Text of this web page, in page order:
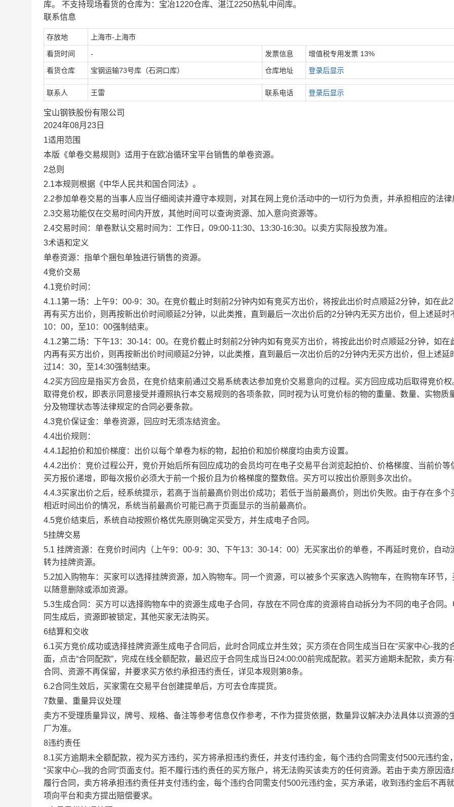
库。 不支持现场看货的仓库为：宝冶1220仓库、湛江2250热轧中间库。
联系信息
存放地 上海市-上海市
看货时间 - 发票信息 增值税专用发票 13%
看货仓库 宝钢运输73号库（石洞口库） 仓库地址 登录后显示
联系人 王雷 联系电话 登录后显示
宝山钢铁股份有限公司
2024年08月23日
1适用范围
本版《单卷交易规则》适用于在欧冶循环宝平台销售的单卷资源。
2总则
2.1本规则根据《中华人民共和国合同法》。
2.2参加单卷交易的当事人应当仔细阅读并遵守本规则，对其在网上竞价活动中的一切行为负责，并承担相应的法律
2.3交易功能仅在交易时间内开放，其他时间可以查询资源、加入意向资源等。
2.4交易时间：单卷默认交易时间为：工作日，09:00-11:30、13:30-16:30。以卖方实际投放为准。
3术语和定义
单卷资源：指单个捆包单独进行销售的资源。
4竞价交易
4.1竞价时间：
4.1.1第一场：上午9：00-9：30。在竞价截止时刻前2分钟内如有竞买方出价，将按此出价时点顺延2分钟，如在此
再有买方出价，则再按新出价时间顺延2分钟，以此类推，直到最后一次出价后的2分钟内无买方出价，但上述延时
10：00，至10：00强制结束。
4.1.2第二场：下午13：30-14：00。在竞价截止时刻前2分钟内如有竞买方出价，将按此出价时点顺延2分钟，如在
内再有买方出价，则再按新出价时间顺延2分钟，以此类推，直到最后一次出价后的2分钟内无买方出价，但上述延
过14：30，至14:30强制结束。
4.2买方回应是指买方会员，在竞价结束前通过交易系统表达参加竞价交易意向的过程。买方回应成功后取得竞价权
取得竞价权，即表示同意接受并遵照执行本交易规则的各项条款，同时视为认可竞价标的物的重量、数量、实物质
分及物理状态等法律规定的合同必要条款。
4.3竞价保证金：单卷资源，回应时无须冻结资金。
4.4出价规则：
4.4.1起拍价和加价梯度：出价以每个单卷为标的物，起拍价和加价梯度均由卖方设置。
4.4.2出价：竞价过程公开，竞价开始后所有回应成功的会员均可在电子交易平台浏览起拍价、价格梯度、当前价等
买方报价递增，即每次报价必须大于前一个报价且为价格梯度的整数倍。买方可以按出价原则多次出价。
4.4.3买家出价之后，经系统提示，若高于当前最高价则出价成功；若低于当前最高价，则出价失败。由于存在多个
相近时间出价的情况，系统当前最高价可能已高于页面显示的当前最高价。
4.5竞价结束后，系统自动按照价格优先原则确定买受方，并生成电子合同。
5挂牌交易
5.1 挂牌资源：在竞价时间内（上午9：00-9：30、下午13：30-14：00）无买家出价的单卷，不再延时竞价，自动
转为挂牌资源。
5.2加入购物车：买家可以选择挂牌资源，加入购物车。同一个资源，可以被多个买家选入购物车，在购物车环节，
以随意删除或添加资源。
5.3生成合同：买方可以选择购物车中的资源生成电子合同，存放在不同仓库的资源将自动拆分为不同的电子合同。
同生成后，资源即被锁定，其他买家无法购买。
6结算和交收
6.1买方竞价成功或选择挂牌资源生成电子合同后，此时合同成立并生效；买方须在合同生成当日在“买家中心-我的
面，点击“合同配款”，完成在线全额配款，最迟应于合同生成当日24:00:00前完成配款。若买方逾期未配款，卖方
合同、资源不再保留，并要求买方依约承担违约责任，详见本规则第8条。
6.2合同生效后，买家需在交易平台创建提单后，方可去仓库提货。
7数量、重量异议处理
卖方不受理质量异议，牌号、规格、备注等参考信息仅作参考，不作为提货依据，数量异议解决办法具体以资源的
厂为准。
8违约责任
8.1买方逾期未全额配款，视为买方违约，买方将承担违约责任，并支付违约金，每个违约合同需支付500元违约金
“买家中心--我的合同”页面支付。拒不履行违约责任的买方账户，将无法购买该卖方的任何资源。若由于卖方原因造
履行合同，卖方将承担违约责任并支付违约金，每个违约合同需支付500元违约金，买方承诺，收到违约金后不再
项向平台和卖方提出赔偿要求。